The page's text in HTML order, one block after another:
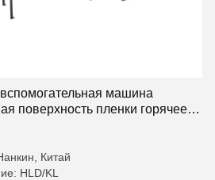
машина
поверхность пленки горячее
Китай
HLD/KL